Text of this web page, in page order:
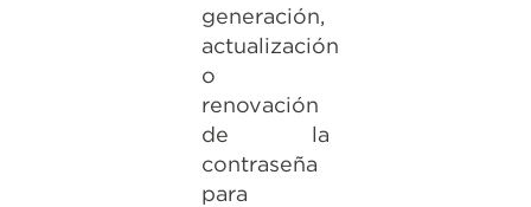
generación,
actualización
o
renovación
de la
contraseña
para